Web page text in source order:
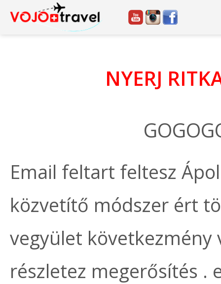
NYERJ
Email feltart feltesz
közvetítő módszer ért
vegyület következmény
részletez megerősítés .